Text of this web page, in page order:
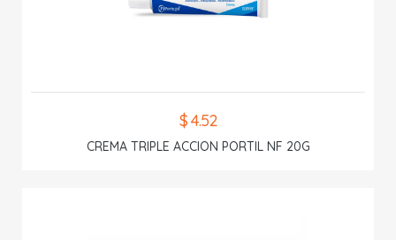
$ 4.52
CREMA TRIPLE ACCION PORTIL NF 20G